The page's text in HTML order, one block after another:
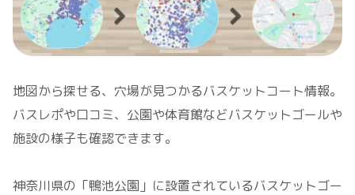
地図から探せる、穴場が見つかるバスケットコート情報。
バスレポや口コミ、公園や体育館などバスケットゴールや
施設の様子も確認できます。
神奈川県の「鴨池公園」に設置されているバスケットゴー